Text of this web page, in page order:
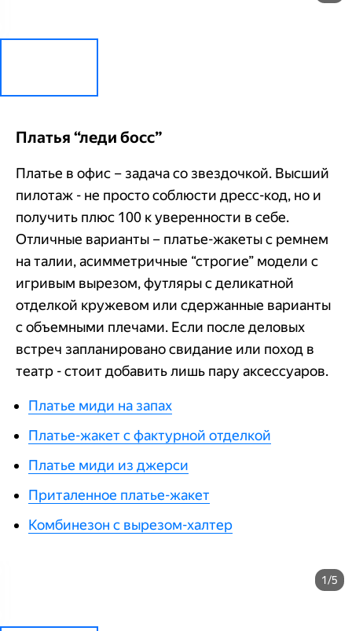
Платья “леди босс”
Платье в офис – задача со звездочкой. Высший
пилотаж - не просто соблюсти дресс-код, но и
получить плюс 100 к уверенности в себе.
Отличные варианты – платье-жакеты с ремнем
на талии, асимметричные “строгие” модели с
игривым вырезом, футляры с деликатной
отделкой кружевом или сдержанные варианты
с объемными плечами. Если после деловых
встреч запланировано свидание или поход в
театр - стоит добавить лишь пару аксессуаров.
Платье миди на запах
Платье-жакет с фактурной отделкой
Платье миди из джерси
Приталенное платье-жакет
Комбинезон с вырезом-халтер
1/5